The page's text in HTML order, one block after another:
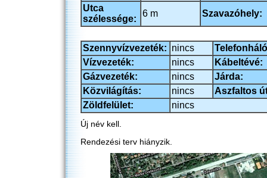
Utca
szélessége:
6 m Szavazóhely:
Szennyvízvezeték: nincs
Vízvezeték:
nincs
Kábeltévé:
Gázvezeték:
nincs
Járda:
Közvilágítás:
nincs
Aszfaltos
Zöldfelület:
nincs
Új név kell.
Rendezési terv hiányzik.